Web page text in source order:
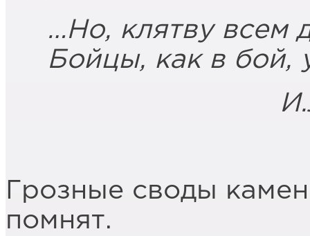
…Но, клятву всем
Бойцы, как в бой,
И.Л.
Грозные своды
помнят.